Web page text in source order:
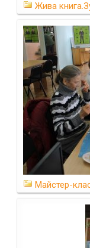
Жива
Майстер-